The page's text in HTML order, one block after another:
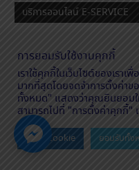
บริการออนไลน์ E-SERVICE
Smart Area (AMSS++)
ลงเวลาปฏิบัติงานออนไลน์
Smart OBEC
ระบบสร้าง QR CODE
ระบบตรวจสอบงบประมาณ
ระบบขายทอดตลาด
ระบบอีเมล์
ลงทะเบียนเมล์
การยอมรับใช้งานคุกกี้
เราใช้คุกกี้ในเว็บไซต์ของเรา
มากที่สุดโดยจดจำการตั้งค่า
ทั้งหมด" แสดงว่าคุณยินยอม
สามารถไปที่ "การตั้งค่าคุกกี้"
ตั้งค่า Cookie ยอมรับทั้ง